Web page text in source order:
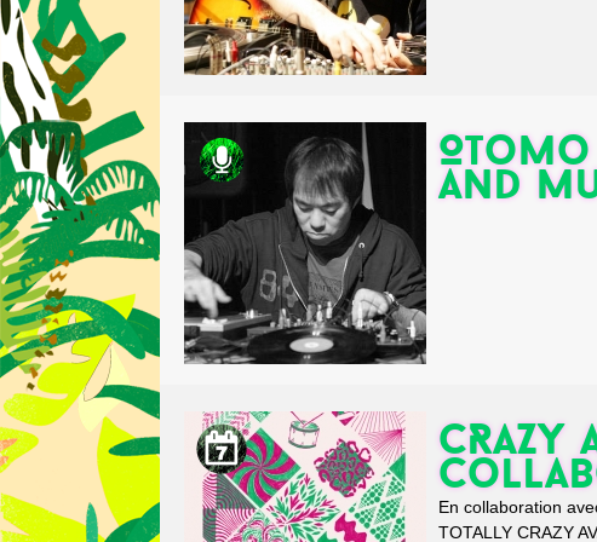
and
CRAZY
En collaboration
TOTALLY CRAZY